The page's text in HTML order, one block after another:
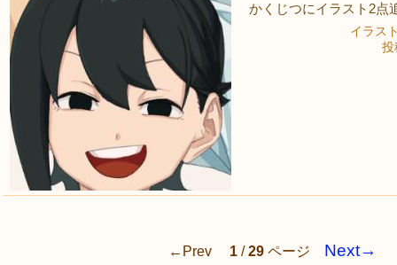
かくじつにイラスト2点
イラス
投
←Prev 1/29ページ Next→